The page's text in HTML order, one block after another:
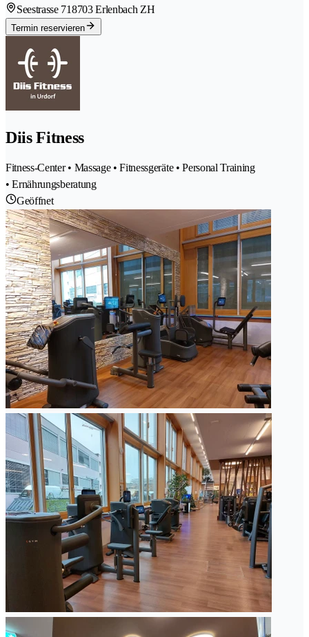
Seestrasse 718703 Erlenbach ZH
Termin reservieren
Diis Fitness
Fitness-Center • Massage • Fitnessgeräte • Personal Training
• Ernährungsberatung
Geöffnet